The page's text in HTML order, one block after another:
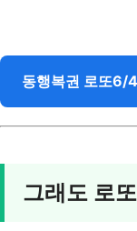
동행복권 로또6/
그래도 로